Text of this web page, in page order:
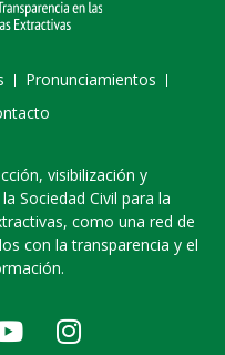
Pronunciamientos
visibilización y
Sociedad Civil para la
como una red de
con la transparencia y el